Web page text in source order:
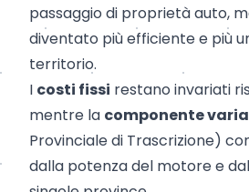
passaggio di proprietà auto,
diventato più efficiente e più
territorio.
I costi fissi restano invariati
mentre la componente
Provinciale di Trascrizione)
dalla potenza del motore e